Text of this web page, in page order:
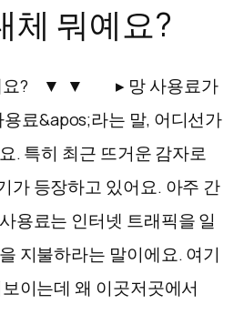
체 뭐예요?
요? ▼ ▼ ▸ 망 사용료가
료&apos;라는 말, 어디선가
. 특히 최근 뜨거운 감자로
가 등장하고 있어요. 아주 간
용료는 인터넷 트래픽을 일
지불하라는 말이에요. 여기
이는데 왜 이곳저곳에서